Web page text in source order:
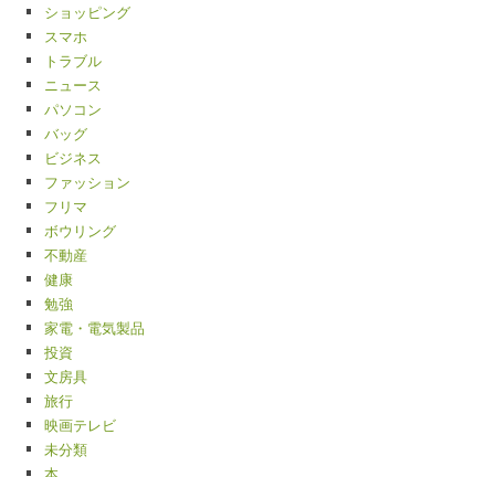
ショッピング
スマホ
トラブル
ニュース
パソコン
バッグ
ビジネス
ファッション
フリマ
ボウリング
不動産
健康
勉強
家電・電気製品
投資
文房具
旅行
映画テレビ
未分類